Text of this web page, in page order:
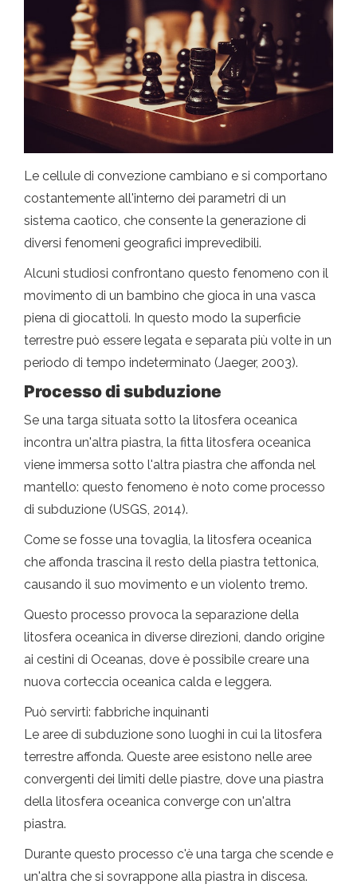
Le cellule di convezione cambiano e si comportano
costantemente all'interno dei parametri di un
sistema caotico, che consente la generazione di
diversi fenomeni geografici imprevedibili.
Alcuni studiosi confrontano questo fenomeno con il
movimento di un bambino che gioca in una vasca
piena di giocattoli. In questo modo la superficie
terrestre può essere legata e separata più volte in un
periodo di tempo indeterminato (Jaeger, 2003).
Processo di subduzione
Se una targa situata sotto la litosfera oceanica
incontra un'altra piastra, la fitta litosfera oceanica
viene immersa sotto l'altra piastra che affonda nel
mantello: questo fenomeno è noto come processo
di subduzione (USGS, 2014).
Come se fosse una tovaglia, la litosfera oceanica
che affonda trascina il resto della piastra tettonica,
causando il suo movimento e un violento tremo.
Questo processo provoca la separazione della
litosfera oceanica in diverse direzioni, dando origine
ai cestini di Oceanas, dove è possibile creare una
nuova corteccia oceanica calda e leggera.
Può servirti: fabbriche inquinanti
Le aree di subduzione sono luoghi in cui la litosfera
terrestre affonda. Queste aree esistono nelle aree
convergenti dei limiti delle piastre, dove una piastra
della litosfera oceanica converge con un'altra
piastra.
Durante questo processo c'è una targa che scende e
un'altra che si sovrappone alla piastra in discesa.